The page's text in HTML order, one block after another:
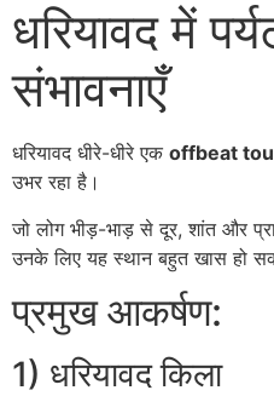
धरियावद में
संभावनाएँ
धरियावद धीरे-धीरे एक offbeat
उभर रहा है।
जो लोग भीड़-भाड़ से दूर, शांत और
उनके लिए यह स्थान बहुत खास हो
प्रमुख आकर्षण:
1) धरियावद किला